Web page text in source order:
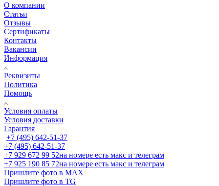
О компании
Статьи
Отзывы
Сертификаты
Контакты
Вакансии
Информация
Реквизиты
Политика
Помощь
Условия оплаты
Условия доставки
Гарантия
+7 (495) 642-51-37
+7 (495) 642-51-37
+7 929 672 99 52на номере есть макс и телеграм
+7 925 190 85 72на номере есть макс и телеграм
Пришлите фото в MAX
Пришлите фото в TG